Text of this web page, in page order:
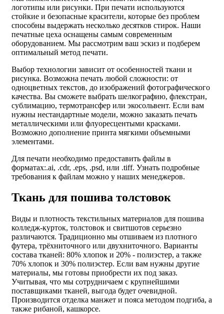
логотипы или рисунки. При печати используются
стойкие и безопасные красители, которые без проблем
способны выдержать несколько десятков стирок. Наши
печатные цеха оснащены самым современным
оборудованием. Мы рассмотрим ваш эскиз и подберем
оптимальный метод печати.
Выбор технологии зависит от особенностей ткани и
рисунка. Возможна печать любой сложности: от
одноцветных текстов, до изображений фотографического
качества. Вы сможете выбрать шелкографию, флекстран,
сублимацию, термотрансфер или экосольвент. Если вам
нужны нестандартные модели, можно заказать печать
металлическими или флуоресцентыми красками.
Возможно дополнение принта мягкими объемными
элементами.
Для печати необходимо предоставить файлы в
форматах:.ai, .cdr, .eps, .psd, или .tiff. Узнать подробные
требования к файлам можно у наших менеджеров.
Ткань для пошива толстовок
Виды и плотность текстильных материалов для пошива
колледж-курток, толстовок и свитшотов серьезно
различаются. Традиционно мы отшиваем из плотного
футера, трёхниточного или двухниточного. Варианты
состава тканей: 80% хлопок и 20% - полиэстер, а также
70% хлопок и 30% полиэстер. Если вам нужны другие
материалы, мы готовы приобрести их под заказ.
Учитывая, что мы сотрудничаем с крупнейшими
поставщиками тканей, выгода будет очевидной.
Производится отделка манжет и пояса методом подгиба, а
также рибаной, кашкорсе.